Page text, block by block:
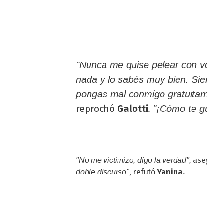
"Nunca me quise pelear con
nada y lo sabés muy bien.
pongas mal conmigo
reprochó Galotti. "¡Cómo te
"No me victimizo, digo la verdad",
doble discurso", refutóYanina.